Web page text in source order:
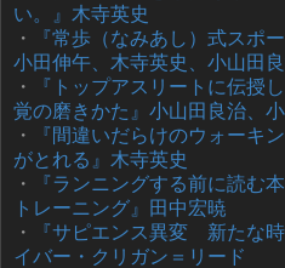
い。』木寺英史
・
『常歩（なみあし）式スポ
小田伸午、木寺英史、小山田
・
『トップアスリートに伝
覚の磨きかた』小山田良治、
・
『間違いだらけのウォー
がとれる』木寺英史
・
『ランニングする前に読
トレーニング』田中宏暁
・
『サピエンス異変 新たな
イバー・クリガン＝リード